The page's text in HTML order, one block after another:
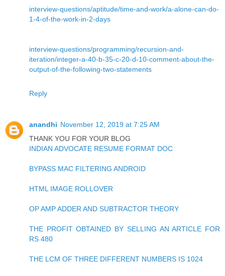
interview-questions/aptitude/time-and-work/a-alone-can-do-
1-4-of-the-work-in-2-days
interview-questions/programming/recursion-and-
iteration/integer-a-40-b-35-c-20-d-10-comment-about-the-
output-of-the-following-two-statements
Reply
anandhi November 12, 2019 at 7:25 AM
THANK YOU FOR YOUR BLOG
INDIAN ADVOCATE RESUME FORMAT DOC
BYPASS MAC FILTERING ANDROID
HTML IMAGE ROLLOVER
OP AMP ADDER AND SUBTRACTOR THEORY
THE PROFIT OBTAINED BY SELLING AN ARTICLE FOR
RS 480
THE LCM OF THREE DIFFERENT NUMBERS IS 1024